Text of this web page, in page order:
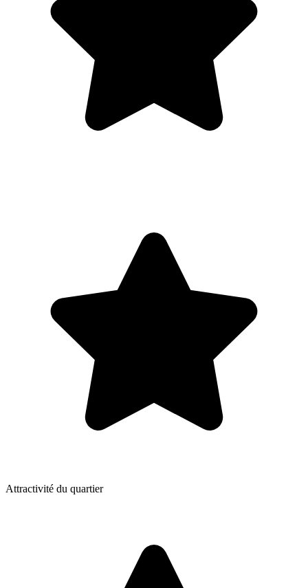
Attractivité du quartier